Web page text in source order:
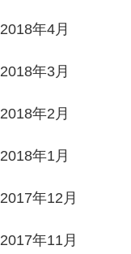
2018年4月
2018年3月
2018年2月
2018年1月
2017年12月
2017年11月